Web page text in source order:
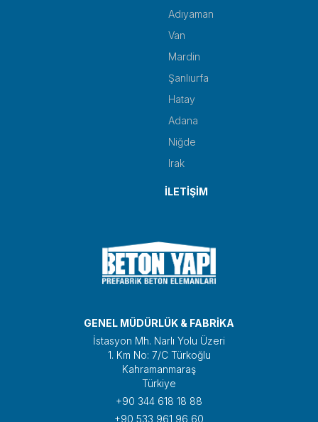
Adıyaman
Van
Mardin
Şanlıurfa
Hatay
Adana
Niğde
Irak
İLETİŞİM
GENEL MÜDÜRLÜK & FABRİKA
İstasyon Mh. Narlı Yolu Üzeri
1. Km No: 7/C Türkoğlu
Kahramanmaraş
Türkiye
+90 344 618 18 88
+90 533 961 96 60